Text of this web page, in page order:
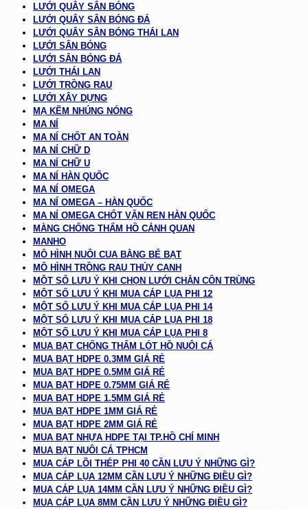
LƯỚI QUÂY SÂN BÓNG
LƯỚI QUÂY SÂN BÓNG ĐÁ
LƯỚI QUÂY SÂN BÓNG THÁI LAN
LƯỚI SÂN BÓNG
LƯỚI SÂN BÓNG ĐÁ
LƯỚI THÁI LAN
LƯỚI TRỒNG RAU
LƯỚI XÂY DỰNG
MẠ KẼM NHÚNG NÓNG
MA NÍ
MA NÍ CHỐT AN TOÀN
MA NÍ CHỮ D
MA NÍ CHỮ U
MA NÍ HÀN QUỐC
MA NÍ OMEGA
MA NÍ OMEGA – HÀN QUỐC
MA NÍ OMEGA CHỐT VẶN REN HÀN QUỐC
MÀNG CHỐNG THẤM HỒ CẢNH QUAN
MANHO
MÔ HÌNH NUÔI CUA BẰNG BỂ BẠT
MÔ HÌNH TRỒNG RAU THỦY CANH
MỘT SỐ LƯU Ý KHI CHỌN LƯỚI CHẮN CÔN TRÙNG
MỘT SỐ LƯU Ý KHI MUA CÁP LỤA PHI 12
MỘT SỐ LƯU Ý KHI MUA CÁP LỤA PHI 14
MỘT SỐ LƯU Ý KHI MUA CÁP LỤA PHI 18
MỘT SỐ LƯU Ý KHI MUA CÁP LỤA PHI 8
MUA BẠT CHỐNG THẤM LÓT HỒ NUÔI CÁ
MUA BẠT HDPE 0.3MM GIÁ RẺ
MUA BẠT HDPE 0.5MM GIÁ RẺ
MUA BẠT HDPE 0.75MM GIÁ RẺ
MUA BẠT HDPE 1.5MM GIÁ RẺ
MUA BẠT HDPE 1MM GIÁ RẺ
MUA BẠT HDPE 2MM GIÁ RẺ
MUA BẠT NHỰA HDPE TẠI TP.HỒ CHÍ MINH
MUA BẠT NUÔI CÁ TPHCM
MUA CÁP LÕI THÉP PHI 40 CẦN LƯU Ý NHỮNG GÌ?
MUA CÁP LỤA 12MM CẦN LƯU Ý NHỮNG ĐIỀU GÌ?
MUA CÁP LỤA 14MM CẦN LƯU Ý NHỮNG ĐIỀU GÌ?
MUA CÁP LỤA 8MM CẦN LƯU Ý NHỮNG ĐIỀU GÌ?